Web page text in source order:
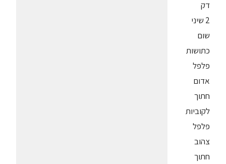
דק
2 שיני
שום
כתושות
פלפל
אדום
חתוך
לקוביות
פלפל
צהוב
חתוך